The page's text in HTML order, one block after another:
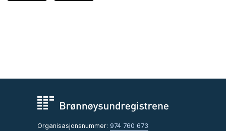
Organisasjonsnummer: 974 760 673